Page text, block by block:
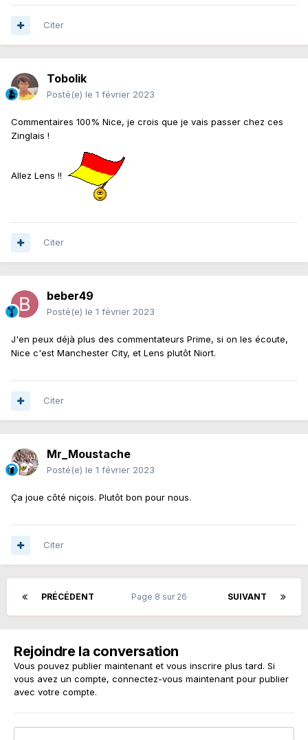
Citer
Tobolik
Posté(e) le 1 février 2023
Commentaires 100% Nice, je crois que je vais passer chez ces
Zinglais !
Allez Lens !!
Citer
beber49
Posté(e) le 1 février 2023
J'en peux déjà plus des commentateurs Prime, si on les écoute,
Nice c'est Manchester City, et Lens plutôt Niort.
Citer
Mr_Moustache
Posté(e) le 1 février 2023
Ça joue côté niçois. Plutôt bon pour nous.
Citer
PRÉCÉDENT SUIVANT
Page 8 sur 26
Rejoindre la conversation
Vous pouvez publier maintenant et vous inscrire plus tard. Si
vous avez un compte, connectez-vous maintenant pour publier
avec votre compte.